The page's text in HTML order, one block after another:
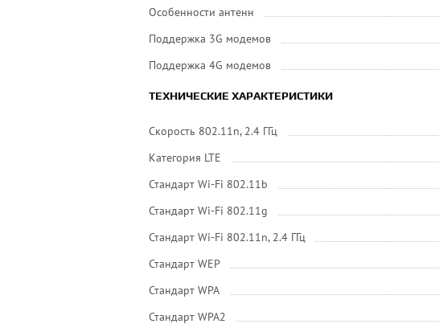
Особенности антенн
Поддержка 3G модемов
Поддержка 4G модемов
ТЕХНИЧЕСКИЕ ХАРАКТЕРИСТИКИ
Скорость 802.11n, 2.4 ГГц
Категория LTE
Стандарт Wi-Fi 802.11b
Стандарт Wi-Fi 802.11g
Стандарт Wi-Fi 802.11n, 2.4 ГГц
Стандарт WEP
Стандарт WPA
Стандарт WPA2